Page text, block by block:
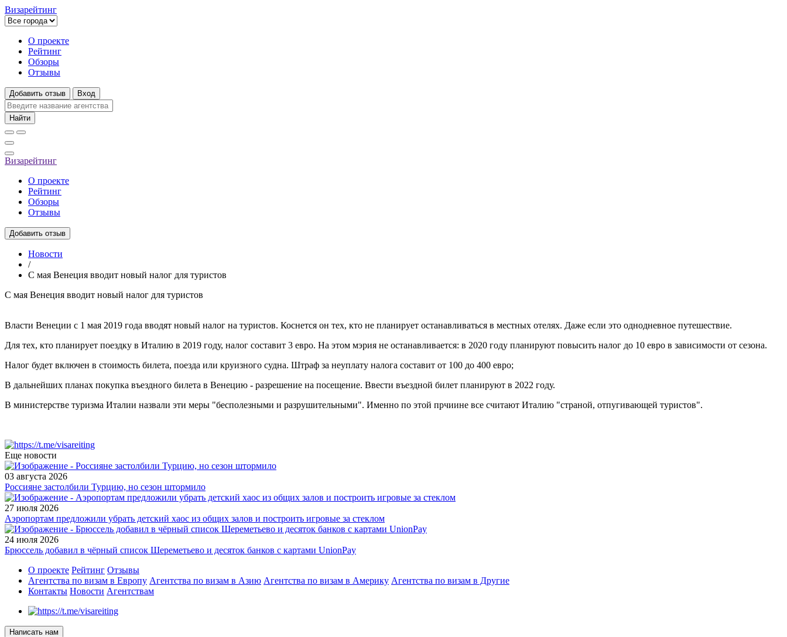
Визарейтинг
О проекте
Рейтинг
Обзоры
Отзывы
Добавить отзыв Вход
Найти
Визарейтинг
О проекте
Рейтинг
Обзоры
Отзывы
Добавить отзыв
Новости
/
С мая Венеция вводит новый налог для туристов
С мая Венеция вводит новый налог для туристов
Власти Венеции с 1 мая 2019 года вводят новый налог на туристов. Коснется он тех, кто не планирует останавливаться в местных отелях. Даже если это однодневное путешествие.
Для тех, кто планирует поездку в Италию в 2019 году, налог составит 3 евро. На этом мэрия не останавливается: в 2020 году планируют повысить налог до 10 евро в зависимости от сезона.
Налог будет включен в стоимость билета, поезда или круизного судна. Штраф за неуплату налога составит от 100 до 400 евро;
В дальнейших планах покупка въездного билета в Венецию - разрешение на посещение. Ввести въездной билет планируют в 2022 году.
В министерстве туризма Италии назвали эти меры "бесполезными и разрушительными". Именно по этой прчиине все считают Италию "страной, отпугивающей туристов".
Еще новости
03 августа 2026
Россияне застолбили Турцию, но сезон штормило
27 июля 2026
Аэропортам предложили убрать детский хаос из общих залов и построить игровые за стеклом
24 июля 2026
Брюссель добавил в чёрный список Шереметьево и десяток банков с картами UnionPay
О проекте Рейтинг Отзывы
Агентства по визам в Европу Агентства по визам в Азию Агентства по визам в Америку Агентства по визам в Другие
Контакты Новости Агентствам
Написать нам